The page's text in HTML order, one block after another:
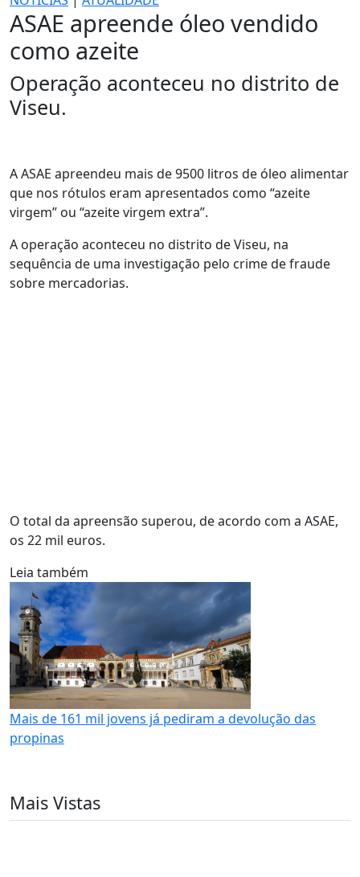
ASAE apreende óleo vendido
como azeite
Operação aconteceu no distrito de
Viseu.
A ASAE apreendeu mais de 9500 litros de óleo alimentar
que nos rótulos eram apresentados como “azeite
virgem” ou “azeite virgem extra”.
A operação aconteceu no distrito de Viseu, na
sequência de uma investigação pelo crime de fraude
sobre mercadorias.
O total da apreensão superou, de acordo com a ASAE,
os 22 mil euros.
Leia também
Mais de 161 mil jovens já pediram a devolução das
propinas
Mais Vistas